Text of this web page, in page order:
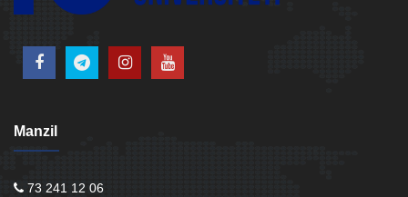
Manzil
73 241 12 06